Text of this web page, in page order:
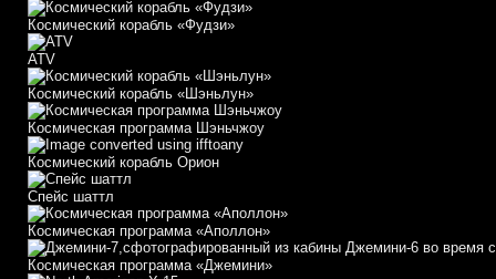
Космический корабль «Фудзи»
АТV
Космический корабль «Шэньлун»
Космическая программа Шэньчжоу
Космический корабль Орион
Спейс шаттл
Космическая программа «Аполлон»
Космическая программа «Джемини»